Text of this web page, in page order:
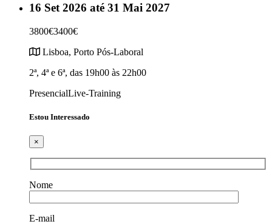
16 Set 2026 até 31 Mai 2027
3800€3400€
Lisboa, Porto Pós-Laboral
2ª, 4ª e 6ª, das 19h00 às 22h00
PresencialLive-Training
Estou Interessado
×
Nome
E-mail